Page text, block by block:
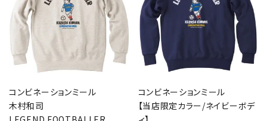
コンビネーションミール
木村和司
コンビネーションミール
【当店限定カラー/ネイビーボデ